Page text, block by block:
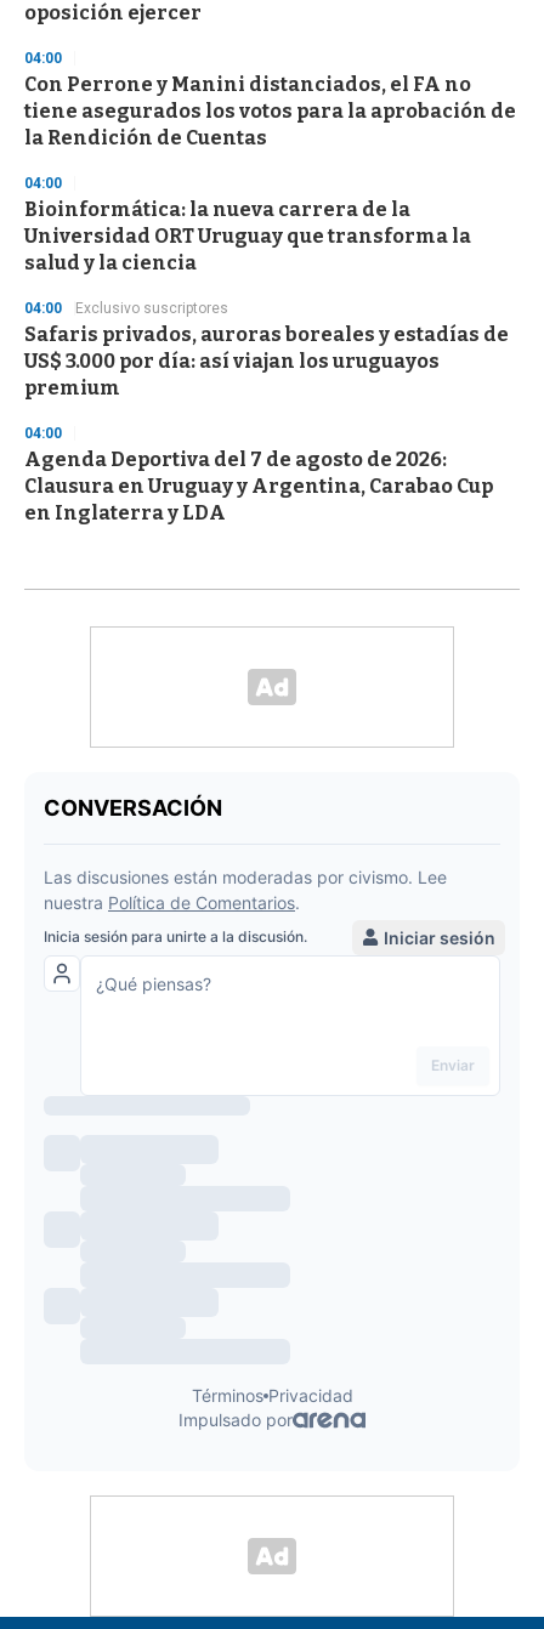
oposición ejercer
04:00
Con Perrone y Manini distanciados, el FA no
tiene asegurados los votos para la aprobación de
la Rendición de Cuentas
04:00
Bioinformática: la nueva carrera de la
Universidad ORT Uruguay que transforma la
salud y la ciencia
04:00 Exclusivo suscriptores
Safaris privados, auroras boreales y estadías de
US$ 3.000 por día: así viajan los uruguayos
premium
04:00
Agenda Deportiva del 7 de agosto de 2026:
Clausura en Uruguay y Argentina, Carabao Cup
en Inglaterra y LDA